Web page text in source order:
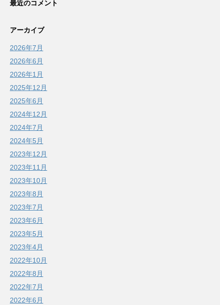
最近のコメント
アーカイブ
2026年7月
2026年6月
2026年1月
2025年12月
2025年6月
2024年12月
2024年7月
2024年5月
2023年12月
2023年11月
2023年10月
2023年8月
2023年7月
2023年6月
2023年5月
2023年4月
2022年10月
2022年8月
2022年7月
2022年6月